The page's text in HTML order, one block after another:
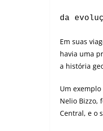
da
Em suas
havia uma
a história
Um
Nelio Bizzo,
Central, e o